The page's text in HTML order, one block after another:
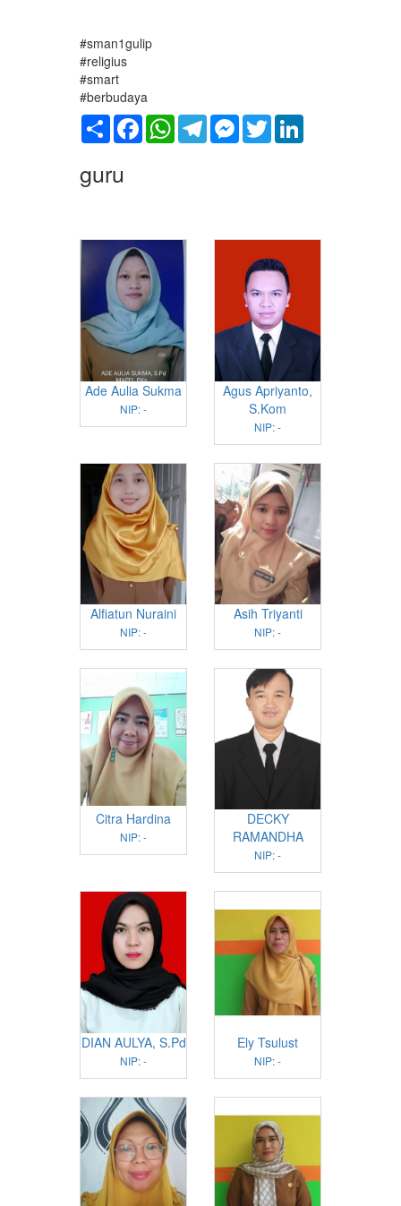
#sman1gulip
#religius
#smart
#berbudaya
Share FacebookWhatsAppTelegramMessenger
Twitter
guru
Ade Aulia Sukma
NIP: -
Agus Apriyanto,
S.Kom
NIP: -
Alfiatun Nuraini
NIP: -
Asih Triyanti
NIP: -
Citra Hardina
NIP: -
DECKY
RAMANDHA
NIP: -
DIAN AULYA, S.Pd
NIP: -
Ely Tsulust
NIP: -